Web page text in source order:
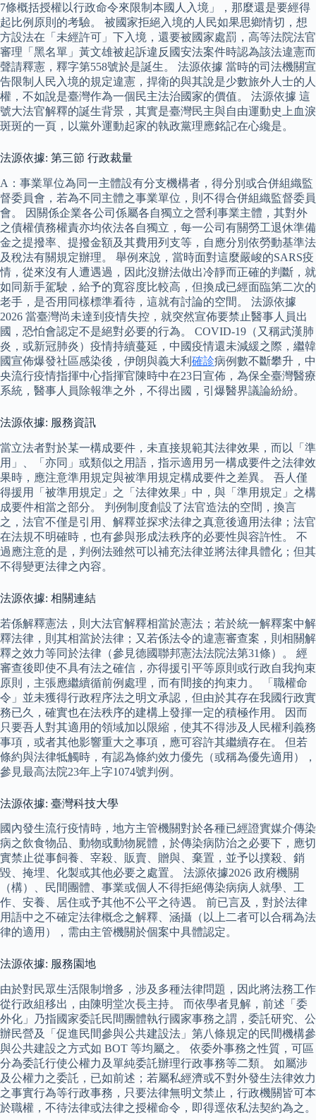
7條概括授權以行政命令來限制本國人入境」，那麼還是要經得
起比例原則的考驗。 被國家拒絕入境的人民如果思鄉情切，想
方設法在「未經許可」下入境，還要被國家處罰，高等法院法官
審理「黑名單」黃文雄被起訴違反國安法案件時認為該法違憲而
聲請釋憲，釋字第558號於是誕生。 法源依據 當時的司法機關宣
告限制人民入境的規定違憲，捍衛的與其說是少數旅外人士的人
權，不如說是臺灣作為一個民主法治國家的價值。 法源依據 這
號大法官解釋的誕生背景，其實是臺灣民主與自由運動史上血淚
斑斑的一頁，以黨外運動起家的執政黨理應銘記在心纔是。
法源依據: 第三節 行政裁量
A：事業單位為同一主體設有分支機構者，得分別或合併組織監
督委員會，若為不同主體之事業單位，則不得合併組織監督委員
會。 因關係企業各公司係屬各自獨立之營利事業主體，其對外
之債權債務權責亦均依法各自獨立，每一公司有關勞工退休準備
金之提撥率、提撥金額及其費用列支等，自應分別依勞動基準法
及稅法有關規定辦理。 舉例來說，當時面對這麼嚴峻的SARS疫
情，從來沒有人遭遇過，因此沒辦法做出冷靜而正確的判斷，就
如同新手駕駛，給予的寬容度比較高，但換成已經面臨第二次的
老手，是否用同樣標準看待，這就有討論的空間。 法源依據
2026 當臺灣尚未達到疫情失控，就突然宣佈要禁止醫事人員出
國，恐怕會認定不是絕對必要的行為。 COVID-19（又稱武漢肺
炎，或新冠肺炎）疫情持續蔓延，中國疫情還未減緩之際，繼韓
國宣佈爆發社區感染後，伊朗與義大利 確診病例數不斷攀升，中
央流行疫情指揮中心指揮官陳時中在23日宣佈，為保全臺灣醫療
系統，醫事人員除報準之外，不得出國，引爆醫界議論紛紛。
法源依據: 服務資訊
當立法者對於某一構成要件，未直接規範其法律效果，而以「準
用」、「亦同」或類似之用語，指示適用另一構成要件之法律效
果時，應注意準用規定與被準用規定構成要件之差異。 吾人僅
得援用「被準用規定」之「法律效果」中，與「準用規定」之構
成要件相當之部分。 判例制度創設了法官造法的空間，換言
之，法官不僅是引用、解釋並探求法律之真意後適用法律；法官
在法規不明確時，也有參與形成法秩序的必要性與容許性。 不
過應注意的是，判例法雖然可以補充法律並將法律具體化；但其
不得變更法律之內容。
法源依據: 相關連結
若係解釋憲法，則大法官解釋相當於憲法；若於統一解釋案中解
釋法律，則其相當於法律；又若係法令的違憲審查案，則相關解
釋之效力等同於法律（參見德國聯邦憲法法院法第31條）。 經
審查後即使不具有法之確信，亦得援引平等原則或行政自我拘束
原則，主張應繼續循前例處理，而有間接的拘束力。 「職權命
令」並未獲得行政程序法之明文承認，但由於其存在我國行政實
務已久，確實也在法秩序的建構上發揮一定的積極作用。 因而
只要吾人對其適用的領域加以限縮，使其不得涉及人民權利義務
事項，或者其他影響重大之事項，應可容許其繼續存在。 但若
條約與法律牴觸時，有認為條約效力優先（或稱為優先適用），
參見最高法院23年上字1074號判例。
法源依據: 臺灣科技大學
國內發生流行疫情時，地方主管機關對於各種已經證實媒介傳染
病之飲食物品、動物或動物屍體，於傳染病防治之必要下，應切
實禁止從事飼養、宰殺、販賣、贈與、棄置，並予以撲殺、銷
毀、掩埋、化製或其他必要之處置。 法源依據2026 政府機關
（構）、民間團體、事業或個人不得拒絕傳染病病人就學、工
作、安養、居住或予其他不公平之待遇。 前已言及，對於法律
用語中之不確定法律概念之解釋、涵攝（以上二者可以合稱為法
律的適用），需由主管機關於個案中具體認定。
法源依據: 服務園地
由於對民眾生活限制增多，涉及多種法律問題，因此將法務工作
從行政組移出，由陳明堂次長主持。 而依學者見解，前述「委
外化」乃指國家委託民間團體執行國家事務之謂，委託研究、公
辦民營及「促進民間參與公共建設法」第八條規定的民間機構參
與公共建設之方式如 BOT 等均屬之。 依委外事務之性質，可區
分為委託行使公權力及單純委託辦理行政事務等二類。 如屬涉
及公權力之委託，已如前述；若屬私經濟或不對外發生法律效力
之事實行為等行政事務，只要法律無明文禁止，行政機關皆可本
於職權，不待法律或法律之授權命令，即得逕依私法契約為之。